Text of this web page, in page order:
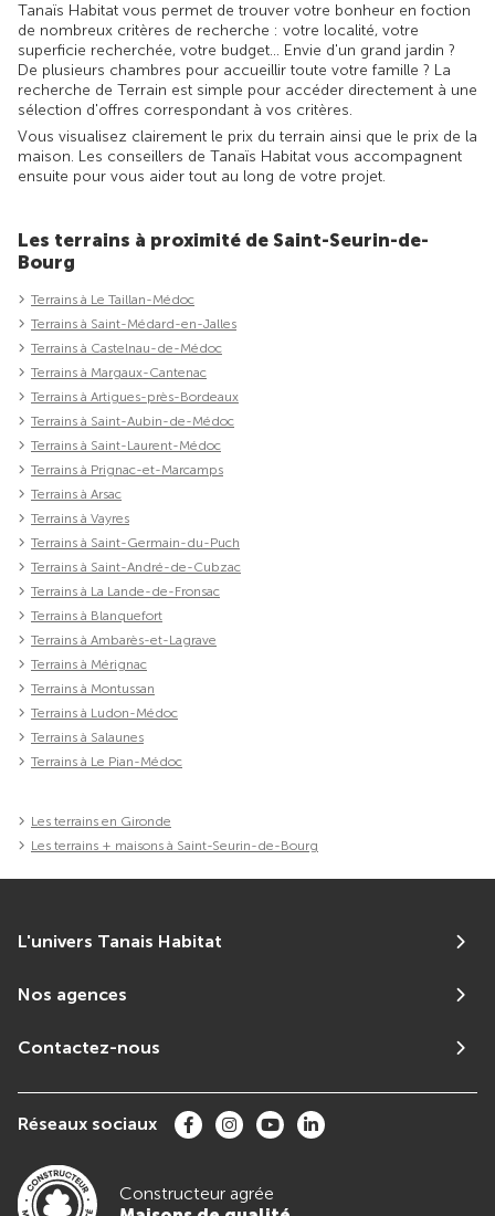
Tanaïs Habitat vous permet de trouver votre bonheur en foction
de nombreux critères de recherche : votre localité, votre
superficie recherchée, votre budget... Envie d'un grand jardin ?
De plusieurs chambres pour accueillir toute votre famille ? La
recherche de Terrain est simple pour accéder directement à une
sélection d'offres correspondant à vos critères.
Vous visualisez clairement le prix du terrain ainsi que le prix de la
maison. Les conseillers de Tanaïs Habitat vous accompagnent
ensuite pour vous aider tout au long de votre projet.
Les terrains à proximité de Saint-Seurin-de-
Bourg
Terrains à Le Taillan-Médoc
Terrains à Saint-Médard-en-Jalles
Terrains à Castelnau-de-Médoc
Terrains à Margaux-Cantenac
Terrains à Artigues-près-Bordeaux
Terrains à Saint-Aubin-de-Médoc
Terrains à Saint-Laurent-Médoc
Terrains à Prignac-et-Marcamps
Terrains à Arsac
Terrains à Vayres
Terrains à Saint-Germain-du-Puch
Terrains à Saint-André-de-Cubzac
Terrains à La Lande-de-Fronsac
Terrains à Blanquefort
Terrains à Ambarès-et-Lagrave
Terrains à Mérignac
Terrains à Montussan
Terrains à Ludon-Médoc
Terrains à Salaunes
Terrains à Le Pian-Médoc
Les terrains en Gironde
Les terrains + maisons à Saint-Seurin-de-Bourg
L'univers Tanais Habitat
Nos agences
Contactez-nous
Réseaux sociaux
Constructeur agrée